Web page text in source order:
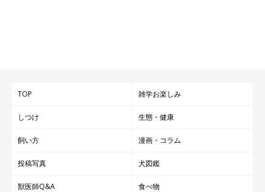
TOP 雑学お楽しみ
しつけ 生態・健康
飼い方 漫画・コラム
投稿写真 犬図鑑
獣医師Q&A 食べ物